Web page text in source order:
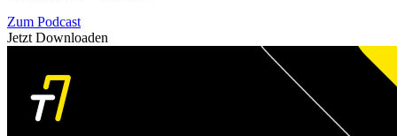
Zum Podcast
Jetzt Downloaden